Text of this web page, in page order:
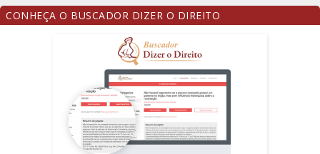
CONHEÇA O BUSCADOR DIZER O DIREITO